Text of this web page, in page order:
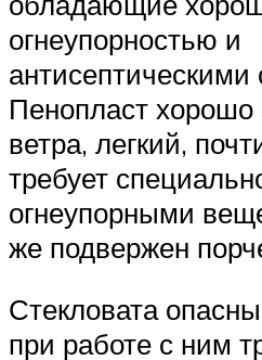
огнеупорностью и
антисептическими
Пенопласт
ветра, легкий,
требует
огнеупорными
же подвержен
Стекловата
при работе с ним